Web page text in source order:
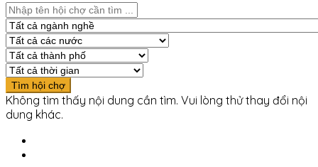
Không tìm thấy nội dung cần tìm. Vui lòng thử thay đổi nội
dung khác.